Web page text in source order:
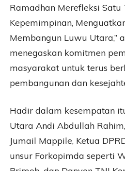
Ramadhan Merefleksi Satu
Kepemimpinan,
Membangun Luwu Utara,”
menegaskan komitmen
masyarakat untuk terus
pembangunan dan
Hadir dalam kesempatan
Utara Andi Abdullah
Jumail Mappile, Ketua
unsur Forkopimda seperti